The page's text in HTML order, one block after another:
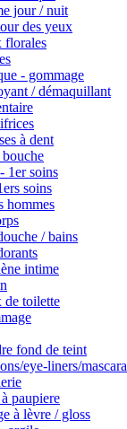
jour / nuit
des yeux
florales
- gommage
/ démaquillant
à dent
1er soins
soins
hommes
/ bains
intime
de toilette
fond de teint
eye-liners/mascara
paupiere
à lèvre / gloss